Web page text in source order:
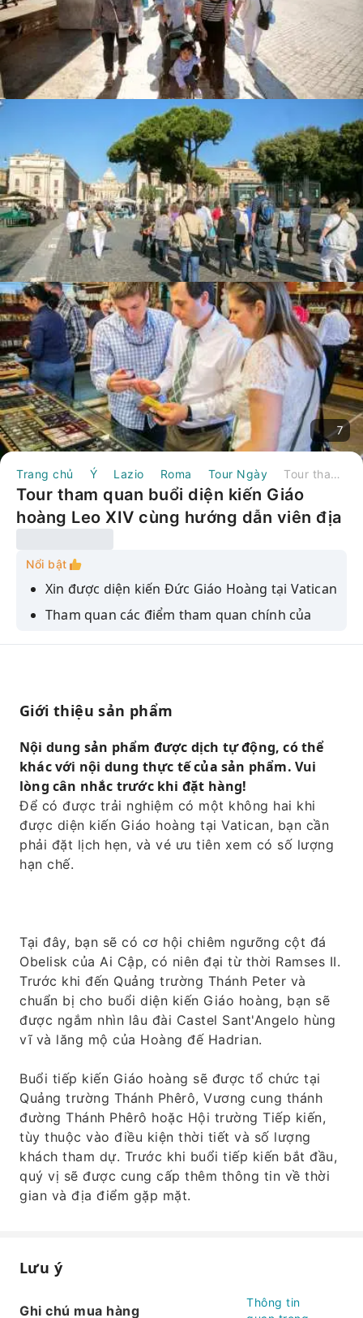
7
Trang chủ Ý Lazio Roma Tour Ngày Tour tham quan buổi diện kiến ​​Giáo hoàng Leo XIV cùng hướng dẫn viên địa phương | Ý
Tour tham quan buổi diện kiến ​​Giáo
hoàng Leo XIV cùng hướng dẫn viên địa
Nổi bật
Xin được diện kiến ​​Đức Giáo Hoàng tại Vatican
Tham quan các điểm tham quan chính của
Giới thiệu sản phẩm
Nội dung sản phẩm được dịch tự động, có thể
khác với nội dung thực tế của sản phẩm. Vui
lòng cân nhắc trước khi đặt hàng!
Để có được trải nghiệm có một không hai khi
được diện kiến ​​Giáo hoàng tại Vatican, bạn cần
phải đặt lịch hẹn, và vé ưu tiên xem có số lượng
hạn chế.
Tại đây, bạn sẽ có cơ hội chiêm ngưỡng cột đá
Obelisk của Ai Cập, có niên đại từ thời Ramses II.
Trước khi đến Quảng trường Thánh Peter và
chuẩn bị cho buổi diện kiến ​​Giáo hoàng, bạn sẽ
được ngắm nhìn lâu đài Castel Sant'Angelo hùng
vĩ và lăng mộ của Hoàng đế Hadrian.
Buổi tiếp kiến ​​Giáo hoàng sẽ được tổ chức tại
Quảng trường Thánh Phêrô, Vương cung thánh
đường Thánh Phêrô hoặc Hội trường Tiếp kiến,
tùy thuộc vào điều kiện thời tiết và số lượng
khách tham dự. Trước khi buổi tiếp kiến ​​bắt đầu,
quý vị sẽ được cung cấp thêm thông tin về thời
gian và địa điểm gặp mặt.
Lưu ý
Ghi chú mua hàng
Thông tin